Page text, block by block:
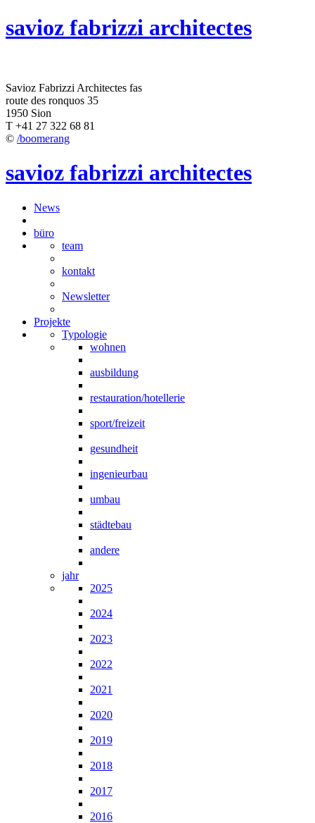
savioz fabrizzi architectes
Savioz Fabrizzi Architectes fas
route des ronquos 35
1950 Sion
T +41 27 322 68 81
© /boomerang
savioz fabrizzi architectes
News
büro
team
kontakt
Newsletter
Projekte
Typologie
wohnen
ausbildung
restauration/hotellerie
sport/freizeit
gesundheit
ingenieurbau
umbau
städtebau
andere
jahr
2025
2024
2023
2022
2021
2020
2019
2018
2017
2016